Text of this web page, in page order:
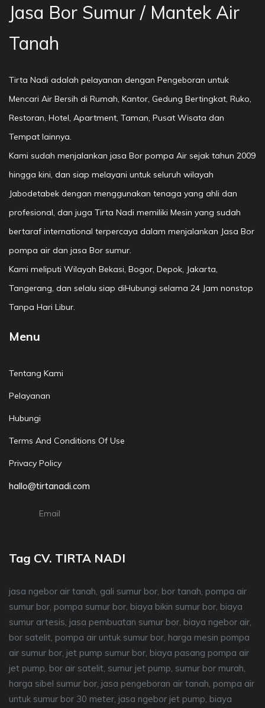
Jasa Bor Sumur / Mantek Air
Tanah
Tirta Nadi adalah pelayanan dengan Pengeboran untuk
Mencari Air Bersih di Rumah, Kantor, Gedung Bertingkat, Ruko,
Restoran, Hotel, Apartment, Taman, Pusat Wisata dan
Tempat lainnya.
Kami sudah menjalankan jasa Bor pompa Air sejak tahun 2009
hingga kini, dan siap melayani untuk seluruh wilayah
Jabodetabek dengan menggunakan tenaga yang ahli dan
profesional, dan juga Tirta Nadi memiliki Mesin yang sudah
bertaraf international terpercaya dalam menjalankan Jasa Bor
pompa air dan jasa Bor sumur.
Kami meliputi Wilayah Bekasi, Bogor, Depok, Jakarta,
Tangerang, dan selalu siap diHubungi selama 24 Jam nonstop
Tanpa Hari Libur.
Menu
Tentang Kami
Pelayanan
Hubungi
Terms And Conditions Of Use
Privacy Policy
hallo@tirtanadi.com
Email
Tag CV. TIRTA NADI
jasa ngebor air tanah, gali sumur bor, bor tanah, pompa air
sumur bor, pompa sumur bor, biaya bikin sumur bor, biaya
sumur artesis, jasa pembuatan sumur bor, biaya ngebor air,
bor satelit, pompa air untuk sumur bor, harga mesin pompa
air sumur bor, jet pump sumur bor, biaya pasang pompa air
jet pump, bor air satelit, sumur jet pump, sumur bor murah,
harga sibel sumur bor, jasa pengeboran air tanah, pompa air
untuk sumur bor 30 meter, jasa ngebor jet pump, biaya